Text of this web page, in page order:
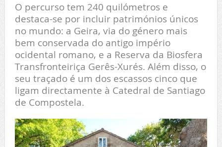
O percurso tem 240 quilómetros e
destaca-se por incluir patrimónios únicos
no mundo: a Geira, via do género mais
bem conservada do antigo império
ocidental romano, e a Reserva da Biosfera
Transfronteiriça Gerês-Xurés. Além disso, o
seu traçado é um dos escassos cinco que
ligam directamente à Catedral de Santiago
de Compostela.